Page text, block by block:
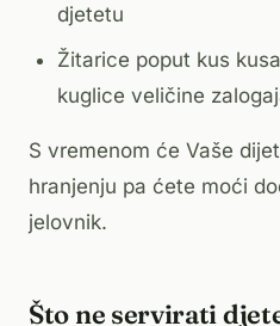
djetetu
Žitarice poput kus
kuglice veličine
S vremenom će Vaše
hranjenju pa ćete moći
jelovnik.
Što ne servirati